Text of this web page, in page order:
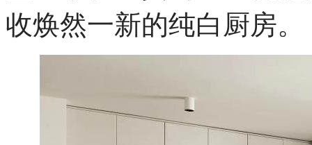
收焕然一新的纯白厨房。